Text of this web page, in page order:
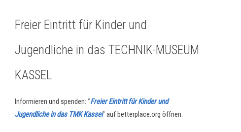
Freier Eintritt für Kinder und
Jugendliche in das TECHNIK-MUSEUM
KASSEL
Informieren und spenden:"Freier Eintritt für Kinder und
Jugendliche in das TMK Kassel" auf betterplace.org öffnen.